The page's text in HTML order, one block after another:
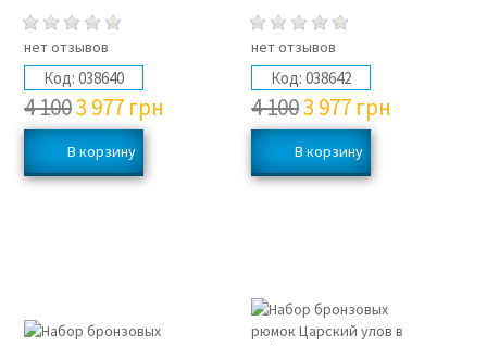
нет отзывов
Код: 038640
4 1003 977 грн
нет отзывов
Код: 038642
4 1003 977 грн